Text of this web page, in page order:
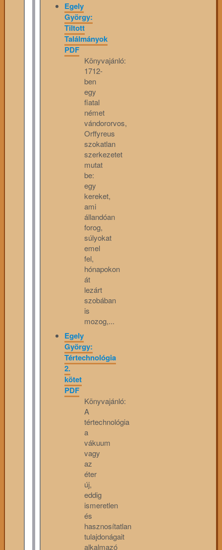
Egely
György:
Tiltott
Találmányok
PDF
Könyvajánló:
1712-
ben
egy
fiatal
német
vándororvos,
Orffyreus
szokatlan
szerkezetet
mutat
be:
egy
kereket,
ami
állandóan
forog,
súlyokat
emel
fel,
hónapokon
át
lezárt
szobában
is
mozog,...
Egely
György:
Tértechnológia
2.
kötet
PDF
Könyvajánló:
A
tértechnológia
a
vákuum
vagy
az
éter
új,
eddig
ismeretlen
és
hasznosítatlan
tulajdonágait
alkalmazó